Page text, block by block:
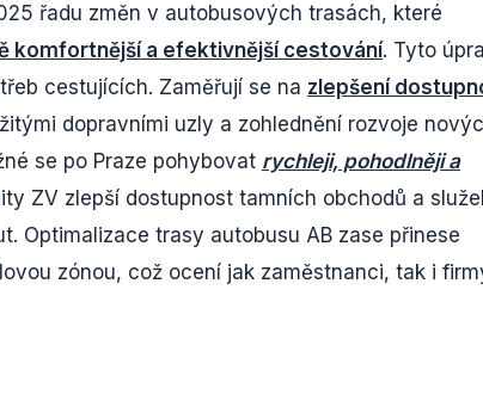
řadu změn v autobusových trasách, které
komfortnější a efektivnější cestování. Tyto
cestujících. Zaměřují se na zlepšení
dopravními uzly a zohlednění rozvoje
se po Praze pohybovat rychleji, pohodlněji a
ZV zlepší dostupnost tamních obchodů a
Optimalizace trasy autobusu AB zase přinese
zónou, což ocení jak zaměstnanci, tak i